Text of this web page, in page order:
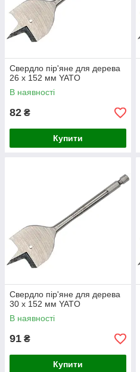
Свердло пір'яне для дерева
26 х 152 мм YATO
В наявності
82 ₴
Купити
Свердло пір'яне для дерева
30 х 152 мм YATO
В наявності
91 ₴
Купити